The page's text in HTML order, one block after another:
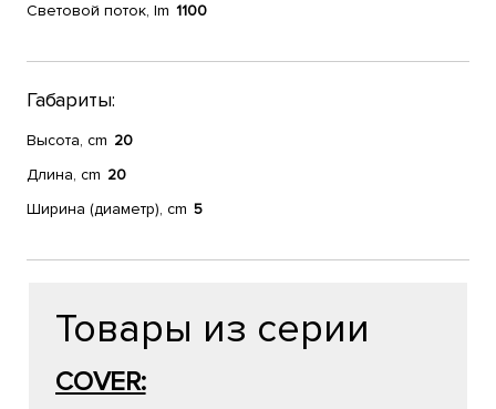
Световой поток, lm 1100
Габариты:
Высота, cm 20
Длина, cm 20
Ширина (диаметр), cm 5
Товары из серии
COVER: